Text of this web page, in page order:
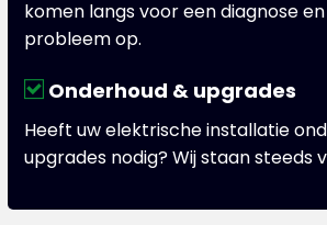
komen langs voor een diagnose
probleem op.
Onderhoud & upgrades
Heeft uw elektrische installatie
upgrades nodig? Wij staan steeds